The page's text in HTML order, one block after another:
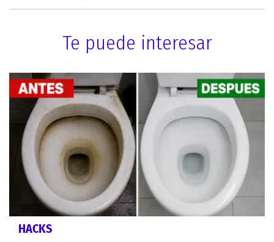
Te puede interesar
HACKS